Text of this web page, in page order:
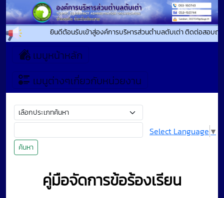
ยินดีต้อนรับเข้าสู่องค์การบริหารส่วนตำบลตับเต่า ติดต่อสอบถา
เมนูหน้าหลัก
เมนูต่างๆเกี่ยวกับหน่วยงาน
ค้นหา
Select Language ▼
คู่มือจัดการข้อร้องเรียน